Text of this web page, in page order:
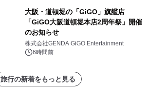
大阪・道頓堀の「GiGO」旗艦店
「GiGO大阪道頓堀本店2周年祭」開催
のお知らせ
株式会社GENDA GiGO Entertainment
6時間前
旅行の新着をもっと見る